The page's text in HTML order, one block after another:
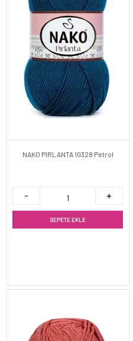
NAKO PIRLANTA 10328 Petrol
SEPETE EKLE